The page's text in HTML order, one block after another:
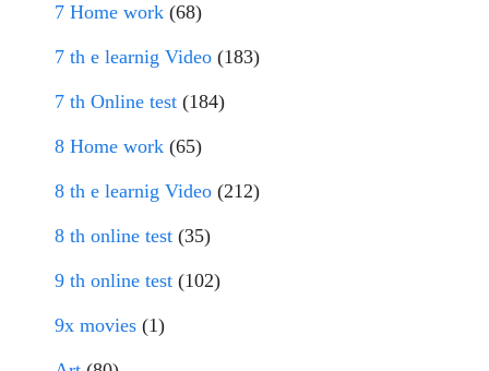
7 Home work (68)
7 th e learnig Video (183)
7 th Online test (184)
8 Home work (65)
8 th e learnig Video (212)
8 th online test (35)
9 th online test (102)
9x movies (1)